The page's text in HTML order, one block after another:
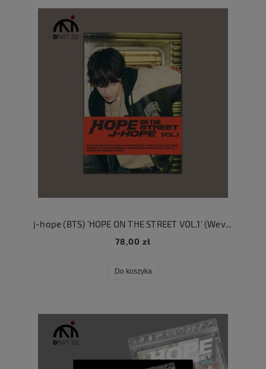
j-hope (BTS) 'HOPE ON THE STREET VOL.1' (Weverse Albums ver.)
78,00 zł
Do koszyka